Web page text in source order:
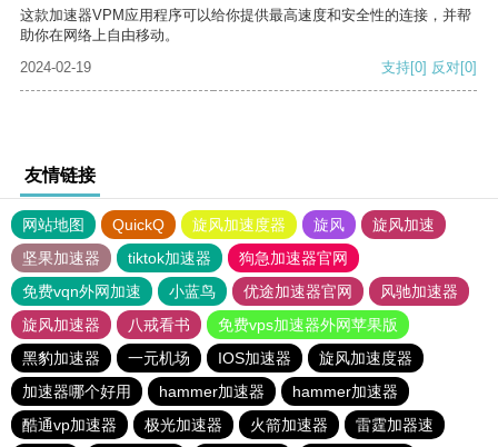
这款加速器VPM应用程序可以给你提供最高速度和安全性的连接，并帮
助你在网络上自由移动。
2024-02-19
支持[0] 反对[0]
友情链接
网站地图 QuickQ 旋风加速度器 旋风
旋风加速
坚果加速器
tiktok加速器
狗急加速器官网
免费vqn外网加速
小蓝鸟 优途加速器官网
风驰加速器
旋风加速器
八戒看书
免费vps加速器外网苹果版
黑豹加速器
一元机场 IOS加速器
旋风加速度器
加速器哪个好用
hammer加速器
hammer加速器
酷通vp加速器
极光加速器 火箭加速器
雷霆加器速